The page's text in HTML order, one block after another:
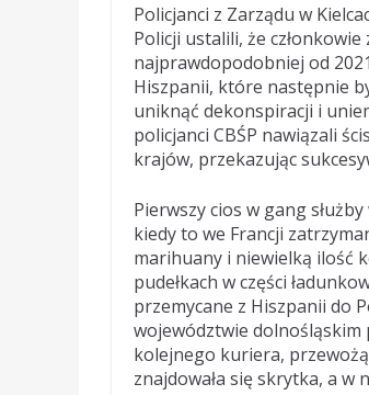
Policjanci z Zarządu w
Policji ustalili, że
najprawdopodobniej od
Hiszpanii, które następnie
uniknąć dekonspiracji i
policjanci CBŚP nawiązali
krajów, przekazując
Pierwszy cios w gang
kiedy to we Francji
marihuany i niewielką ilość
pudełkach w części
przemycane z Hiszpanii do
województwie dolnośląskim
kolejnego kuriera,
znajdowała się skrytka, a